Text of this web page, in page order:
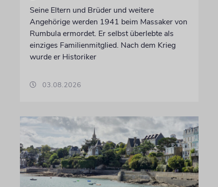
Seine Eltern und Brüder und weitere
Angehörige werden 1941 beim Massaker von
Rumbula ermordet. Er selbst überlebte als
einziges Familienmitglied. Nach dem Krieg
wurde er Historiker
03.08.2026